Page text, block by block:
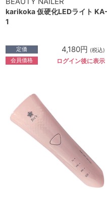
karikoka 仮硬化LEDライト KA-
1
定価 4,180円 (税込)
会員価格 ログイン後に表示